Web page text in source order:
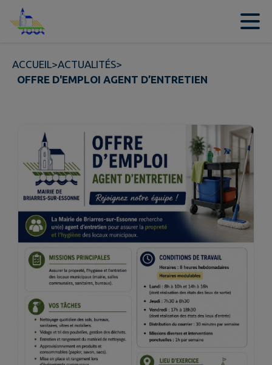
Contenu
ACCUEIL>ACTUALITÉS>
OFFRE D'EMPLOI AGENT D’ENTRETIEN